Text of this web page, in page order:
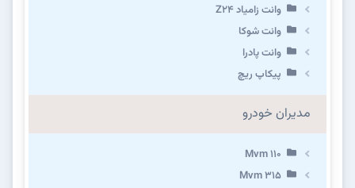
وانت زامیاد Z24
وانت شوکا
وانت پادرا
پیکاپ ریچ
مدیران خودرو
Mvm 110
Mvm 315